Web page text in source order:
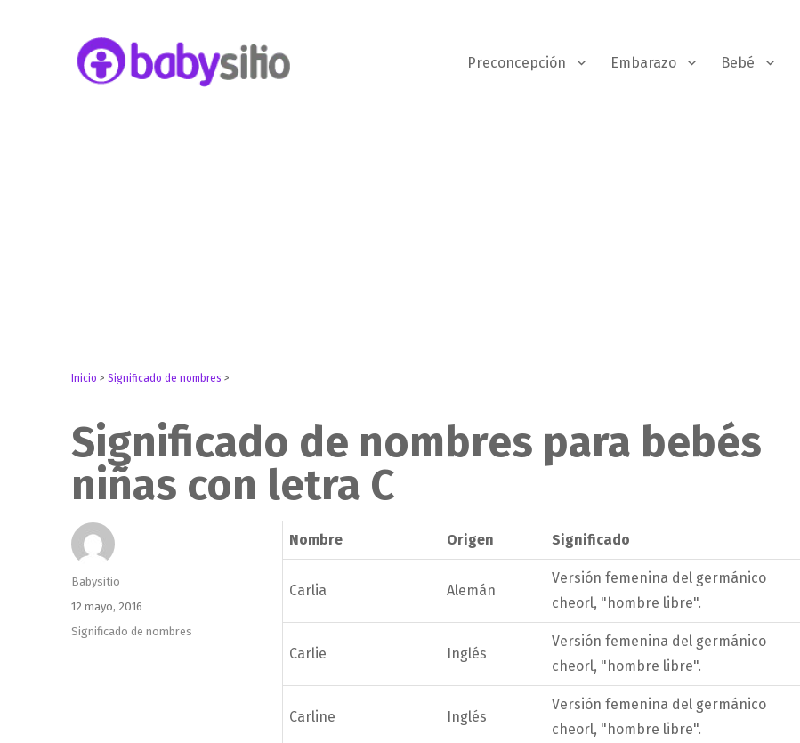
Preconcepción Embarazo Bebé
Inicio >Significado de nombres >
Significado de nombres para bebés
niñas con letra C
Nombre Origen Significado
Carlia Alemán
Versión femenina del germánico
cheorl, "hombre libre".
Carlie Inglés
Versión femenina del germánico
cheorl, "hombre libre".
Carline Inglés
Versión femenina del germánico
cheorl, "hombre libre".
Autor
Babysitio
Publicado
el
12 mayo, 2016
Categorías
Significado de nombres